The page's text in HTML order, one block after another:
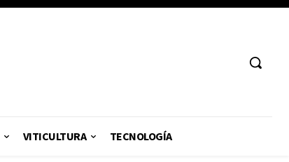
VITICULTURA TECNOLOGÍA